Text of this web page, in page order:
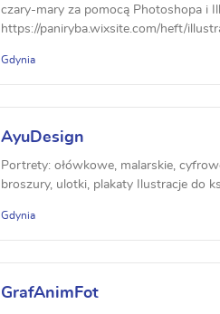
czary-mary za pomocą Photoshopa i
https://paniryba.wixsite.com/heft/
Gdynia
AyuDesign
Portrety: ołówkowe, malarskie,
broszury, ulotki, plakaty Ilustracje do
Gdynia
GrafAnimFot